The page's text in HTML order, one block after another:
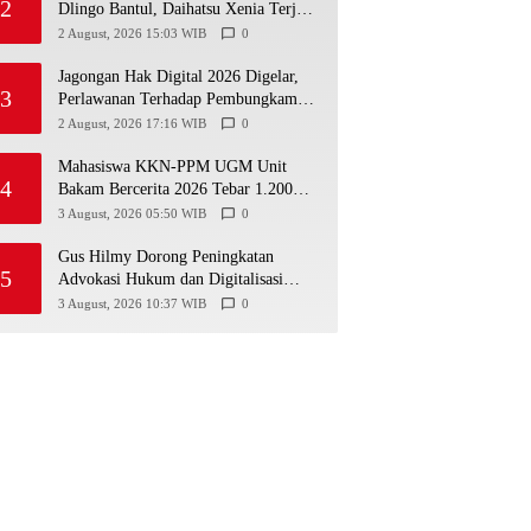
2
Dlingo Bantul, Daihatsu Xenia Terjun
ke Jurang
2 August, 2026 15:03 WIB 0
3
Jagongan Hak Digital 2026 Digelar,
Perlawanan Terhadap Pembungkaman
Media Digital
2 August, 2026 17:16 WIB 0
4
Mahasiswa KKN-PPM UGM Unit
Bakam Bercerita 2026 Tebar 1.200
Bibit Mangrove di Sungai Air Layang
3 August, 2026 05:50 WIB 0
5
Gus Hilmy Dorong Peningkatan
Advokasi Hukum dan Digitalisasi
Gerakan Meningkatkan Kualitas PMII
3 August, 2026 10:37 WIB 0